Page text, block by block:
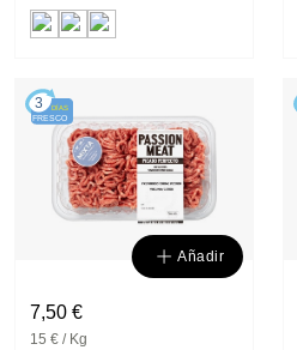
3 DÍAS
FRESCO
Añadir
7,50 €
15 € / Kg